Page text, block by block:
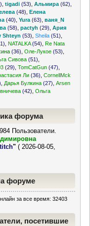
,tigadi (53) ,Альмира (62)
(48) ,Елена
(40) ,Yura (63) ,ваня_N
(58) ,pactyh (29) ,Ария
Shteyn (53) ,Sheila (51)
NATALKA(54)
Re Nata
(36) ,Оле-Лукое (53)
Сивова (51)
(29) ,TomCatGun (47)
Ли (36) ,CornellMck
Дарья Булкина (27) ,Arsen
(42) ,Ольга
форума
Пользователи.
" ( 2026-08-05,
форуме
за все время: 32403
посетившие